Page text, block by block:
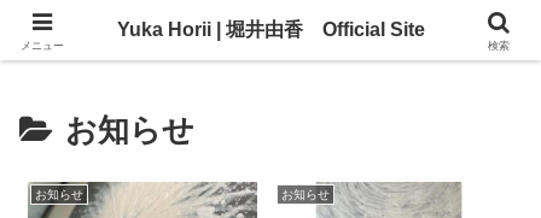
Yuka Horii | 堀井由香 Official Site
お知らせ
お知らせ お知らせ
メニュー
Yuka Horii | 堀井由香 Official Site
検索